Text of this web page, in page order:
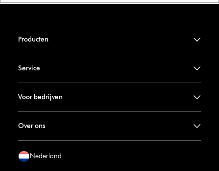
Producten
Service
Voor bedrijven
Over ons
Nederland